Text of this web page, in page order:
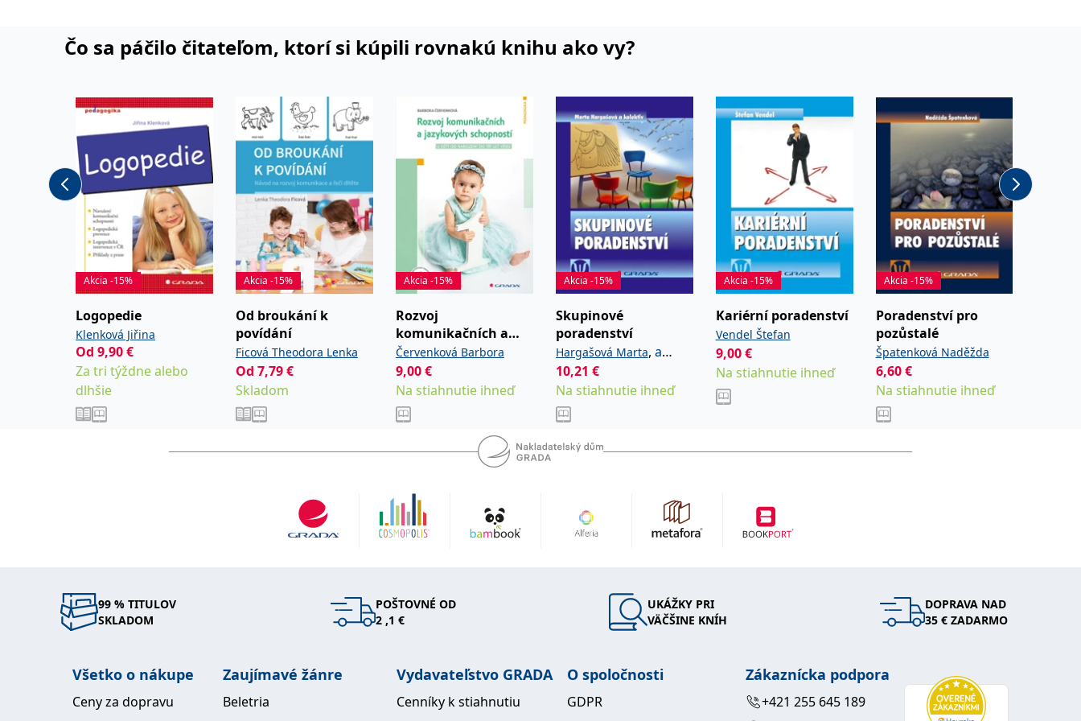
narušení komunikační schopnosti.Zabývá se zejména
poradenskou činností, včetně otázek identifikace a
Čo sa páčilo čitateľom, ktorí si kúpili rovnakú knihu ako vy?
Akcia -15%
Logopedie
Klenková Jiřina
Od 9,90€
Za tri týždne alebo
dlhšie
Akcia -15%
Od broukání k
povídání
Ficová Theodora Lenka
Od 7,79€
Skladom
Akcia -15%
Rozvoj
komunikačních a
jazykových
schopností
Červenková Barbora
9,00€
Na stiahnutie ihneď
Akcia -15%
Skupinové
poradenství
Hargašová Marta, a
kolektiv
10,21 €
Na stiahnutie ihneď
Akcia -15%
Kariérní poradenství
Vendel Štefan
9,00€
Na stiahnutie ihneď
Akcia -15%
Poradenství pro
pozůstalé
Špatenková Naděžda
6,60€
Na stiahnutie ihneď
99 % TITULOV
SKLADOM
POŠTOVNÉ OD
2 ,1 €
UKÁŽKY PRI
VÄČŠINE KNÍH
DOPRAVA NAD
35 € ZADARMO
Všetko o nákupe
Ceny za dopravu
Zaujímavé žánre
Beletria
Vydavateľstvo GRADA
Cenníky k stiahnutiu
O spoločnosti
GDPR
Zákaznícka podpora
+421 255 645 189